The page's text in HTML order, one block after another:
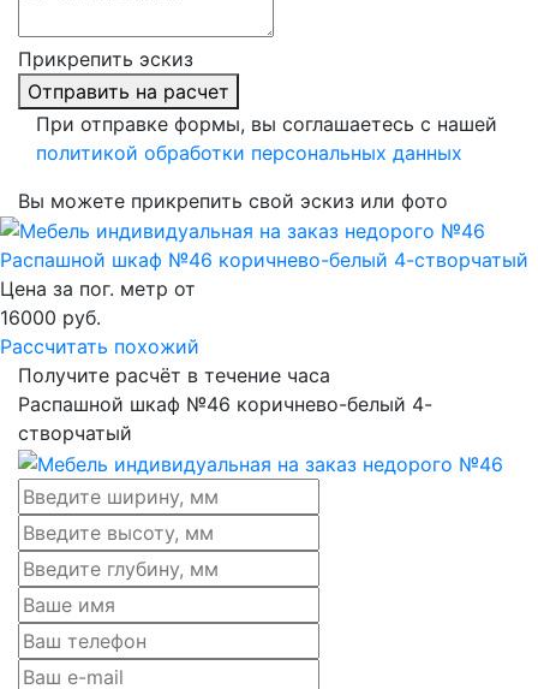
Прикрепить эскиз
Отправить на расчет
При отправке формы, вы соглашаетесь с нашей
политикой обработки персональных данных
Вы можете прикрепить свой эскиз или фото
Распашной шкаф №46 коричнево-белый 4-створчатый
Цена за пог. метр от
16000 руб.
Рассчитать похожий
Получите расчёт в течение часа
Распашной шкаф №46 коричнево-белый 4-
створчатый